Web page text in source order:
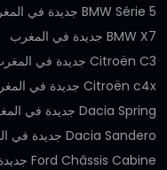
BMW Série 5 جديدة في المغرب
BMW X7 جديدة في المغرب
Citroën C3 جديدة في المغرب
Citroën c4x جديدة في المغرب
Dacia Spring جديدة في المغرب
Dacia Sandero جديدة في المغرب
Ford Châssis Cabine جديدة في المغرب